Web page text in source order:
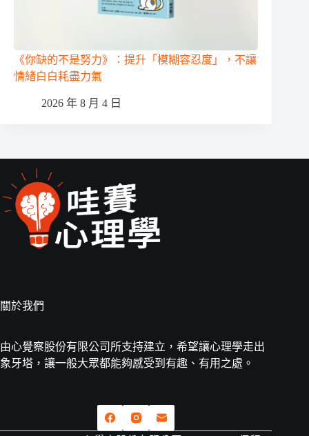
《你缺的不是努力》：提升「模糊容忍度」，不讓
情緒白白耗盡力氣
2026 年 8 月 4 日
關於我們
由心覺察股份有限公司所支持建立，希望讓心理學走出
象牙塔，讓一般大眾都能夠感受到有趣、有用之處。